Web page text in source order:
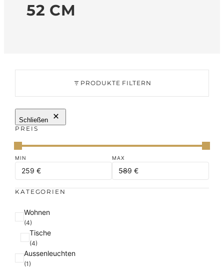
52 CM
PRODUKTE FILTERN
Schließen
PREIS
KATEGORIEN
K
a
g
Wohnen
(4)
Tische
(4)
Aussenleuchten
(1)